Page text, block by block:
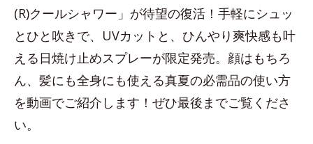
(R)クールシャワー」が待望の復活！手軽にシュッ
とひと吹きで、UVカットと、ひんやり爽快感も叶
える日焼け止めスプレーが限定発売。顔はもちろ
ん、髪にも全身にも使える真夏の必需品の使い方
を動画でご紹介します！ぜひ最後までご覧くださ
い。